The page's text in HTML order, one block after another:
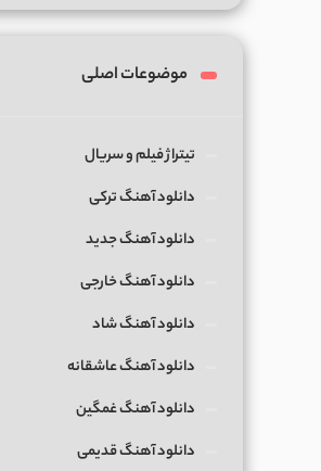
موضوعات اصلی
تیتراژ فیلم و سریال
دانلود آهنگ ترکی
دانلود آهنگ جدید
دانلود آهنگ خارجی
دانلود آهنگ شاد
دانلود آهنگ عاشقانه
دانلود آهنگ غمگین
دانلود آهنگ قدیمی